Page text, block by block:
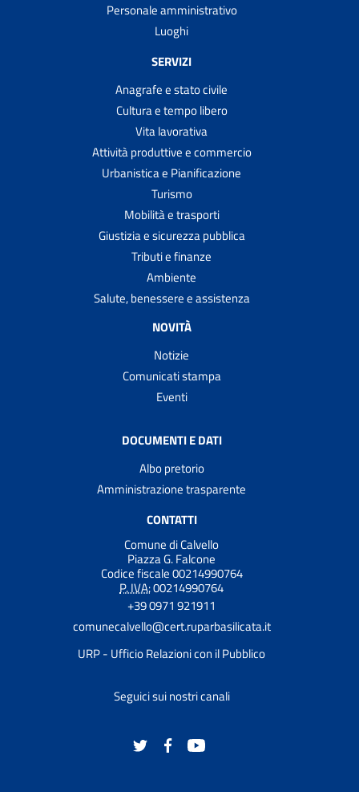
Personale amministrativo
Luoghi
SERVIZI
Anagrafe e stato civile
Cultura e tempo libero
Vita lavorativa
Attività produttive e commercio
Urbanistica e Pianificazione
Turismo
Mobilità e trasporti
Giustizia e sicurezza pubblica
Tributi e finanze
Ambiente
Salute, benessere e assistenza
NOVITÀ
Notizie
Comunicati stampa
Eventi
DOCUMENTI E DATI
Albo pretorio
Amministrazione trasparente
CONTATTI
Comune di Calvello
Piazza G. Falcone
Codice fiscale 00214990764
P. IVA:00214990764
+39 0971 921911
comunecalvello@cert.ruparbasilicata.it
URP - Ufficio Relazioni con il Pubblico
Seguici sui nostri canali